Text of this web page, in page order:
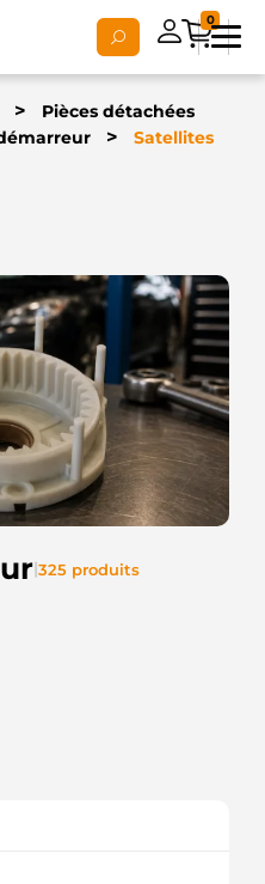
0
>
Pièces détachées
> Satellites
|325 produits